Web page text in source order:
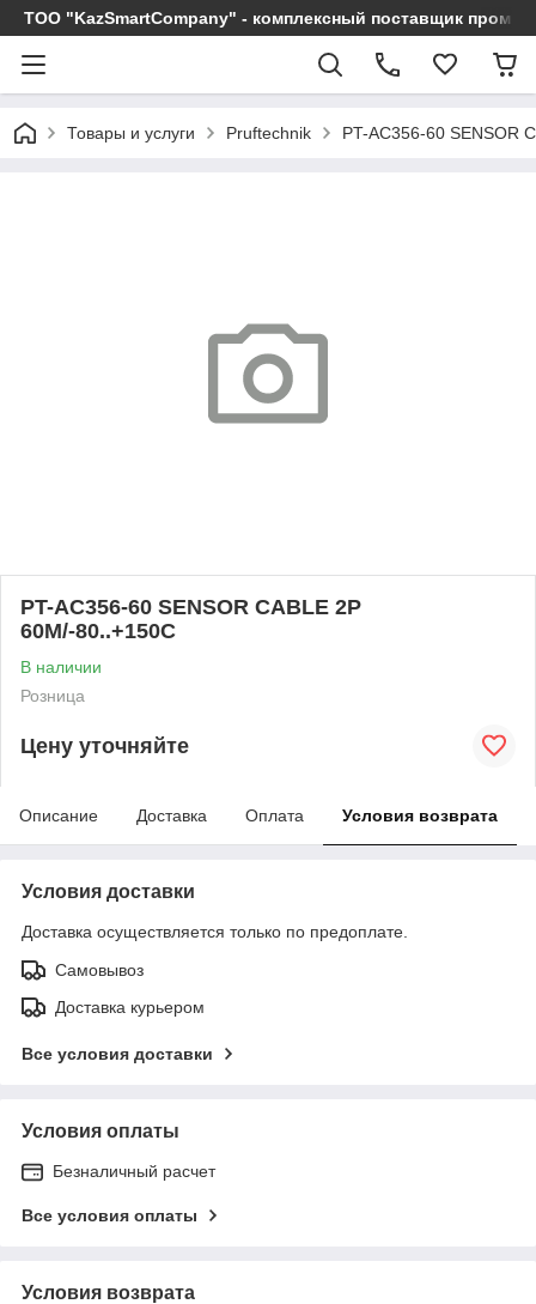
ТОО "KazSmartCompany" - комплексный поставщик
Товары и услуги Pruftechnik PT-AC356-60 SENSOR
PT-AC356-60 SENSOR CABLE 2P
60M/-80..+150C
В наличии
Розница
Цену уточняйте
Описание Доставка Оплата Условия возврата
Условия доставки
Доставка осуществляется только по предоплате.
Самовывоз
Доставка курьером
Все условия доставки
Условия оплаты
Безналичный расчет
Все условия оплаты
Условия возврата